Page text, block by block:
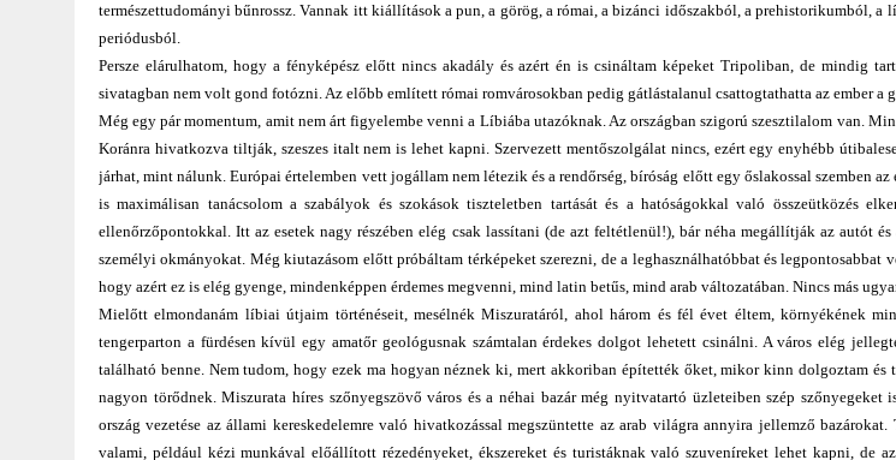
természettudományi bűnrossz. Vannak itt kiállítások a pun, a görög, a római, a bizánci időszakból, a prehistorikumból, a
periódusból.
Persze elárulhatom, hogy a fényképész előtt nincs akadály és azért én is csináltam képeket Tripoliban, de mindig
sivatagban nem volt gond fotózni. Az előbb említett római romvárosokban pedig gátlástalanul csattogtathatta az ember a
Még egy pár momentum, amit nem árt figyelembe venni a Líbiába utazóknak. Az országban szigorú szesztilalom van.
Koránra hivatkozva tiltják, szeszes italt nem is lehet kapni. Szervezett mentőszolgálat nincs, ezért egy enyhébb
járhat, mint nálunk. Európai értelemben vett jogállam nem létezik és a rendőrség, bíróság előtt egy őslakossal szemben
is maximálisan tanácsolom a szabályok és szokások tiszteletben tartását és a hatóságokkal való összeütközés
ellenőrzőpontokkal. Itt az esetek nagy részében elég csak lassítani (de azt feltétlenül!), bár néha megállítják az autót
személyi okmányokat. Még kiutazásom előtt próbáltam térképeket szerezni, de a leghasználhatóbbat és
hogy azért ez is elég gyenge, mindenképpen érdemes megvenni, mind latin betűs, mind arab változatában. Nincs más
Mielőtt elmondanám líbiai útjaim történéseit, mesélnék Miszuratáról, ahol három és fél évet éltem, környékének
tengerparton a fürdésen kívül egy amatőr geológusnak számtalan érdekes dolgot lehetett csinálni. A város elég
található benne. Nem tudom, hogy ezek ma hogyan néznek ki, mert akkoriban építették őket, mikor kinn dolgoztam és
nagyon törődnek. Miszurata híres szőnyegszövő város és a néhai bazár még nyitvatartó üzleteiben szép
ország vezetése az állami kereskedelemre való hivatkozással megszüntette az arab világra annyira jellemző
valami, például kézi munkával előállított rézedényeket, ékszereket és turistáknak való szuveníreket lehet kapni, de